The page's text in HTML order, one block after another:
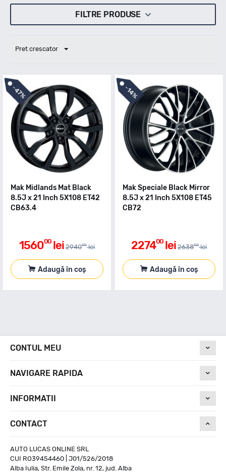
FILTRE PRODUSE
Pret crescator
-47%
Mak Midlands Mat Black
8.5J x 21 Inch 5X108 ET42
CB63.4
156000 lei 294000 lei
Adaugă în coș
-14%
Mak Speciale Black Mirror
8.5J x 21 Inch 5X108 ET45
CB72
227400 lei 263800 lei
Adaugă în coș
CONTUL MEU
NAVIGARE RAPIDA
INFORMATII
CONTACT
AUTO LUCAS ONLINE SRL
CUI RO39454460 | J01/526/2018
Alba Iulia, Str. Emile Zola, nr. 12, jud. Alba